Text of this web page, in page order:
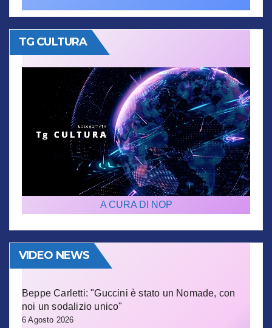
TG CULTURA
A CURA DI NOP
VIDEO NEWS
Beppe Carletti: "Guccini è stato un Nomade, con
noi un sodalizio unico"
6 Agosto 2026